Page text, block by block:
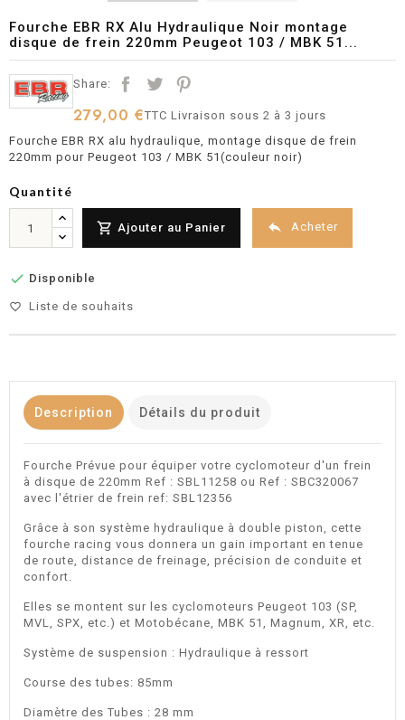
Fourche EBR RX Alu Hydraulique Noir montage
disque de frein 220mm Peugeot 103 / MBK 51...
Share:
279,00 €TTCLivraison sous 2 à 3 jours
Fourche EBR RX alu hydraulique, montage disque de frein
220mm pour Peugeot 103 / MBK 51(couleur noir)
Quantité
 Ajouter au Panier  Acheter
 Disponible
favorite_border Liste de souhaits
Description Détails du produit
Fourche Prévue pour équiper votre cyclomoteur d'un frein
à disque de 220mm Ref : SBL11258 ou Ref : SBC320067
avec l'étrier de frein ref: SBL12356
Grâce à son système hydraulique à double piston, cette
fourche racing vous donnera un gain important en tenue
de route, distance de freinage, précision de conduite et
confort.
Elles se montent sur les cyclomoteurs Peugeot 103 (SP,
MVL, SPX, etc.) et Motobécane, MBK 51, Magnum, XR, etc.
Système de suspension : Hydraulique à ressort
Course des tubes: 85mm
Diamètre des Tubes : 28 mm